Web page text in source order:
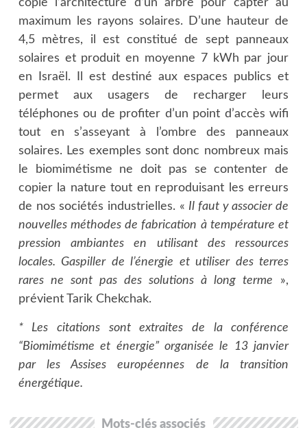
copie l’architecture d’un arbre pour capter au
maximum les rayons solaires. D’une hauteur de
4,5 mètres, il est constitué de sept panneaux
solaires et produit en moyenne 7 kWh par jour
en Israël. Il est destiné aux espaces publics et
permet aux usagers de recharger leurs
téléphones ou de profiter d’un point d’accès wifi
tout en s’asseyant à l’ombre des panneaux
solaires. Les exemples sont donc nombreux mais
le biomimétisme ne doit pas se contenter de
copier la nature tout en reproduisant les erreurs
de nos sociétés industrielles. « Il faut y associer de
nouvelles méthodes de fabrication à température et
pression ambiantes en utilisant des ressources
locales. Gaspiller de l’énergie et utiliser des terres
rares ne sont pas des solutions à long terme »,
prévient Tarik Chekchak.
* Les citations sont extraites de la conférence
“Biomimétisme et énergie” organisée le 13 janvier
par les Assises européennes de la transition
énergétique.
Mots-clés associés